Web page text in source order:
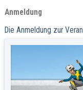
Anmeldung
Die Anmeldung zur